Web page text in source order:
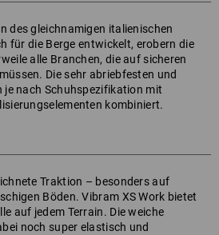
des gleichnamigen italienischen
für die Berge entwickelt, erobern die
alle Branchen, die auf sicheren
Die sehr abriebfesten und
je nach Schuhspezifikation mit
kombiniert.
Traktion – besonders auf
Böden. Vibram XS Work bietet
auf jedem Terrain. Die weiche
noch super elastisch und